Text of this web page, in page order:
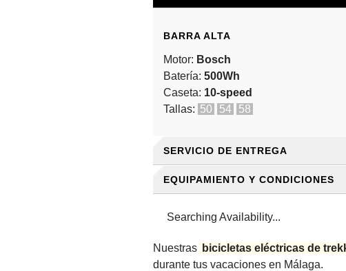
BARRA ALTA
Motor: Bosch
Batería: 500Wh
Caseta: 10-speed
Tallas: 50 54 58
SERVICIO DE ENTREGA
TAMBIÉN OFRECEMOS UN
Por favor, indícalo al hacer tu
Qué necesitamos por tu parte:
EQUIPAMIENTO Y CONDICIONES
TODAS LAS E-BIKES DE
Bolsa de sillín con cámara de
Bombín de emergencia
Searching Availability...
Nuestras bicicletas eléctricas de
durante tus vacaciones en Málaga.